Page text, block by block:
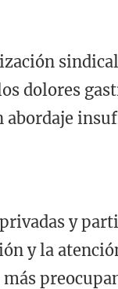
dolores
y
y la